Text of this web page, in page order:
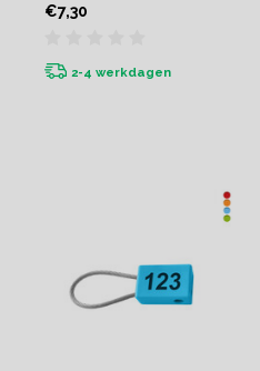
€7,30
2-4 werkdagen